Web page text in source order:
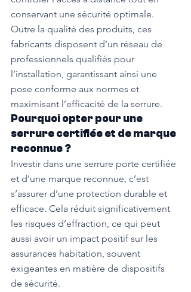
conservant une sécurité optimale.
Outre la qualité des produits, ces
fabricants disposent d’un réseau de
professionnels qualifiés pour
l’installation, garantissant ainsi une
pose conforme aux normes et
maximisant l’efficacité de la serrure.
Pourquoi opter pour une
serrure certifiée et de marque
reconnue ?
Investir dans une serrure porte certifiée
et d’une marque reconnue, c’est
s’assurer d’une protection durable et
efficace. Cela réduit significativement
les risques d’effraction, ce qui peut
aussi avoir un impact positif sur les
assurances habitation, souvent
exigeantes en matière de dispositifs
de sécurité.